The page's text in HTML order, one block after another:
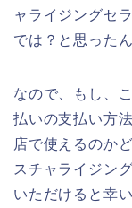
ャライジングセ
では？と思った
なので、もし、
払いの支払い方
店で使えるのか
スチャライジン
いただけると幸い